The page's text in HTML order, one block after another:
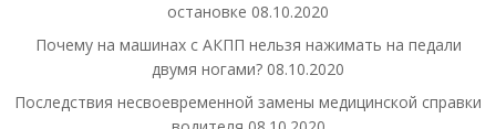
остановке 08.10.2020
Почему на машинах с АКПП нельзя нажимать на педали
двумя ногами? 08.10.2020
Последствия несвоевременной замены медицинской справки